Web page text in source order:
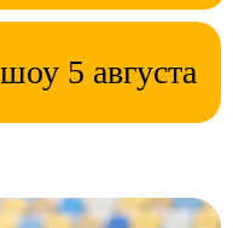
5 августа